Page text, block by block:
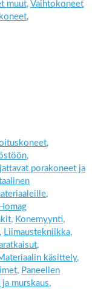
muut, Vaihtokoneet
,
,
,
porakoneet ja
,
Homag
, Konemyynti,
, Liimaustekniikka,
,
käsittely,
, Paneelien
murskaus,